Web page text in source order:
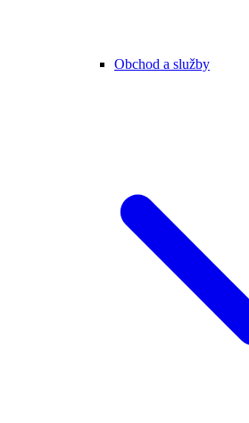
Obchod a služby